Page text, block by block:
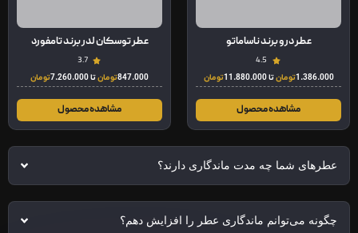
عطر درو برند ناساماتو
4.5
1.386.000تومانتا11.880.000 تومان
مشاهده محصول
عطر توسکان لدر برند تامفورد
3.7
847.000تومانتا7.260.000تومان
مشاهده محصول
عطرهای شما چه مدت ماندگاری دارند؟
چگونه می‌توانم ماندگاری عطر را افزایش دهم؟